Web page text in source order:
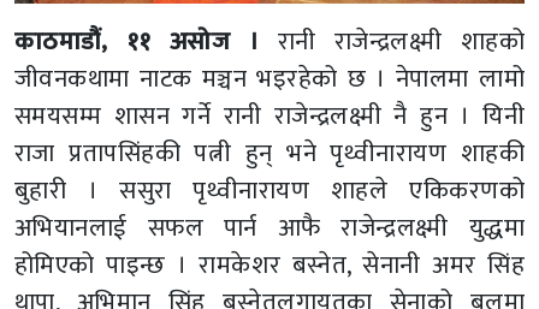
काठमाडौं, ११ असोज । रानी राजेन्द्रलक्ष्मी शाहको
जीवनकथामा नाटक मञ्चन भइरहेको छ । नेपालमा लामो
समयसम्म शासन गर्ने रानी राजेन्द्रलक्ष्मी नै हुन । यिनी
राजा प्रतापसिंहकी पत्नी हुन् भने पृथ्वीनारायण शाहकी
बुहारी । ससुरा पृथ्वीनारायण शाहले एकिकरणको
अभियानलाई सफल पार्न आफै राजेन्द्रलक्ष्मी युद्धमा
होमिएको पाइन्छ । रामकेशर बस्नेत, सेनानी अमर सिंह